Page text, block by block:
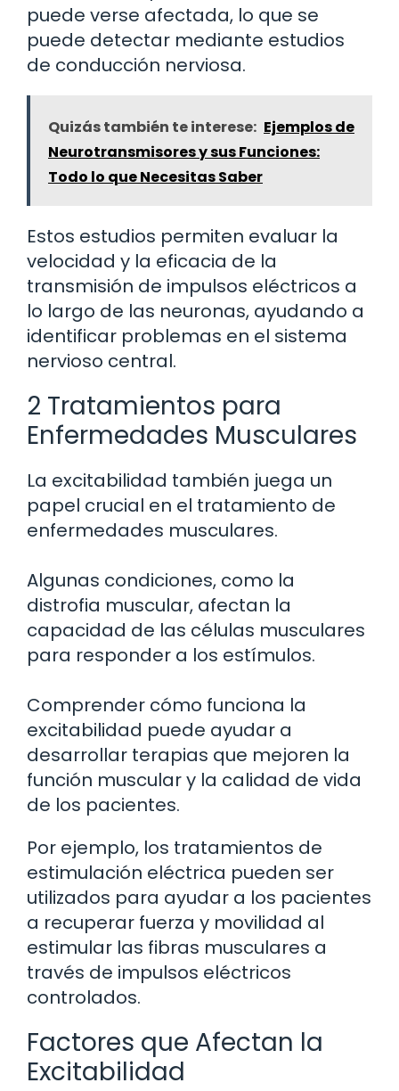
puede verse afectada, lo que se
puede detectar mediante estudios
de conducción nerviosa.
Quizás también te interese: Ejemplos de
Neurotransmisores y sus Funciones:
Todo lo que Necesitas Saber
Estos estudios permiten evaluar la
velocidad y la eficacia de la
transmisión de impulsos eléctricos a
lo largo de las neuronas, ayudando a
identificar problemas en el sistema
nervioso central.
2 Tratamientos para
Enfermedades Musculares
La excitabilidad también juega un
papel crucial en el tratamiento de
enfermedades musculares.
Algunas condiciones, como la
distrofia muscular, afectan la
capacidad de las células musculares
para responder a los estímulos.
Comprender cómo funciona la
excitabilidad puede ayudar a
desarrollar terapias que mejoren la
función muscular y la calidad de vida
de los pacientes.
Por ejemplo, los tratamientos de
estimulación eléctrica pueden ser
utilizados para ayudar a los pacientes
a recuperar fuerza y movilidad al
estimular las fibras musculares a
través de impulsos eléctricos
controlados.
Factores que Afectan la
Excitabilidad